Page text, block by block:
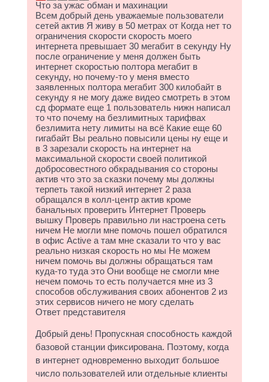
Что за ужас обман и махинации
Всем добрый день уважаемые пользователи
сетей актив Я живу в 50 метрах от Когда нет то
ограничения скорости скорость моего
интернета превышает 30 мегабит в секунду Ну
после ограничение у меня должен быть
интернет скоростью полтора мегабит в
секунду, но почему-то у меня вместо
заявленных полтора мегабит 300 килобайт в
секунду я не могу даже видео смотреть в этом
сд формате еще 1 пользователь нижн написал
то что почему на безлимитных тарифвах
безлимита нету лимиты на всё Какие еще 60
гигабайт Вы реально повысили цены ну еще и
в 3 зарезали скорость на интернет на
максимальной скорости своей политикой
добросовестного обкрадывания со стороны
актив что это за сказки почему мы должны
терпеть такой низкий интернет 2 раза
обращался в колл-центр актив кроме
банальных проверить Интернет Проверь
вышку Проверь правильно ли настроена сеть
ничем Не могли мне помочь пошел обратился
в офис Active а там мне сказали то что у вас
реально низкая скорость но мы Не можем
ничем помочь вы должны обращаться там
куда-то туда это Они вообще не смогли мне
нечем помочь то есть получается мне из 3
способов обслуживания своих абонентов 2 из
этих сервисов ничего не могу сделать
Ответ представителя
Добрый день! Пропускная способность каждой
базовой станции фиксирована. Поэтому, когда
в интернет одновременно выходит большое
число пользователей или отдельные клиенты